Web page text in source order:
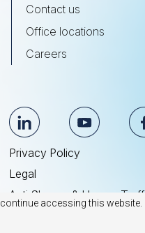
accessing this website.
Contact us
Office locations
Careers
Privacy Policy
Legal
Anti Slavery & Human